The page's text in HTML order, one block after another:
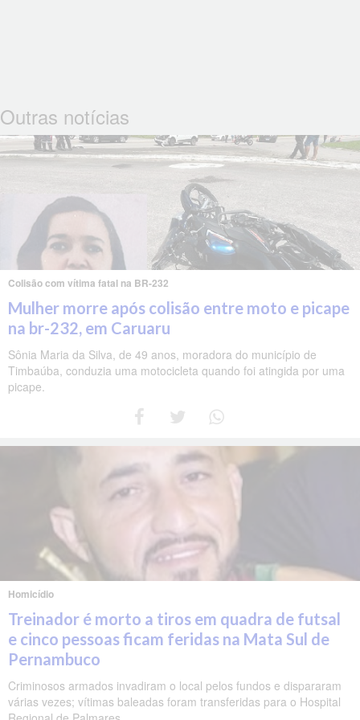
Outras notícias
Colisão com vítima fatal na BR-232
Mulher morre após colisão entre moto e picape
na br-232, em Caruaru
Sônia Maria da Silva, de 49 anos, moradora do município de
Timbaúba, conduzia uma motocicleta quando foi atingida por uma
picape.
Homicídio
Treinador é morto a tiros em quadra de futsal
e cinco pessoas ficam feridas na Mata Sul de
Pernambuco
Criminosos armados invadiram o local pelos fundos e dispararam
várias vezes; vítimas baleadas foram transferidas para o Hospital